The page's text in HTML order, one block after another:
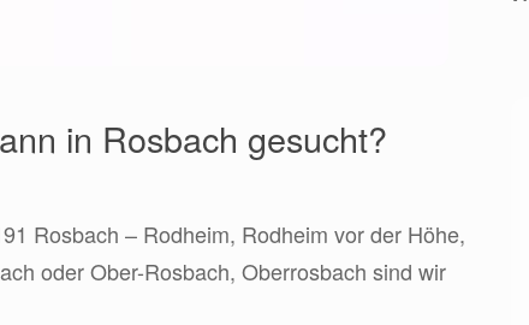
in Rosbach gesucht?
Rosbach – Rodheim, Rodheim vor der Höhe,
oder Ober-Rosbach, Oberrosbach sind wir